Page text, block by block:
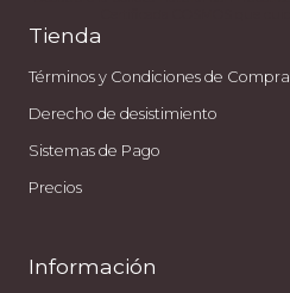
Tienda
Términos y Condiciones de Compra
Derecho de desistimiento
Sistemas de Pago
Precios
Información